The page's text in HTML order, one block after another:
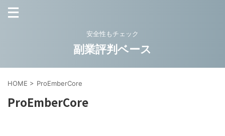
安全性もチェック
副業評判ベース
HOME > ProEmberCore
ProEmberCore